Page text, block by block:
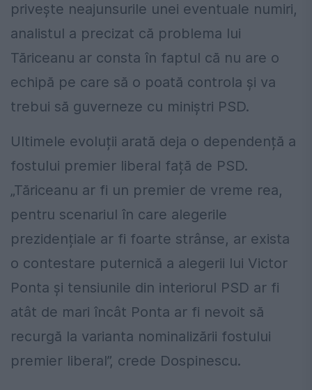
privește neajunsurile unei eventuale numiri,
analistul a precizat că problema lui
Tăriceanu ar consta în faptul că nu are o
echipă pe care să o poată controla și va
trebui să guverneze cu miniștri PSD.
Ultimele evoluții arată deja o dependență a
fostului premier liberal față de PSD.
„Tăriceanu ar fi un premier de vreme rea,
pentru scenariul în care alegerile
prezidențiale ar fi foarte strânse, ar exista
o contestare puternică a alegerii lui Victor
Ponta și tensiunile din interiorul PSD ar fi
atât de mari încât Ponta ar fi nevoit să
recurgă la varianta nominalizării fostului
premier liberal”, crede Dospinescu.